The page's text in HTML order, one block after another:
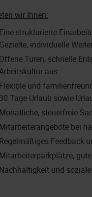
wir Ihnen:
Eine strukturierte
Gezielte, individuelle
Offene Türen, schnelle
aus
Flexible und
30 Tage Urlaub sowie
Monatliche, steuerfreie
Mitarbeiterangebote bei
Regelmäßiges Feedback
Mitarbeiterparkplätze,
Nachhaltigkeit und